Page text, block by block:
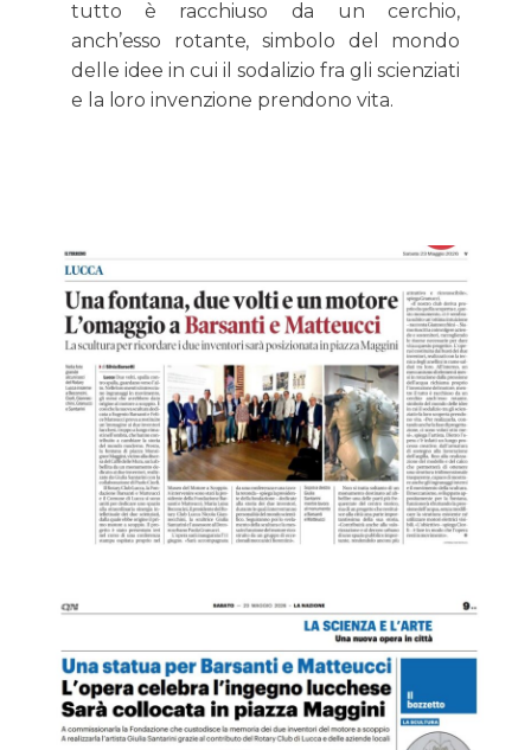
tutto è racchiuso da un cerchio,
anch’esso rotante, simbolo del mondo
delle idee in cui il sodalizio fra gli scienziati
e la loro invenzione prendono vita.